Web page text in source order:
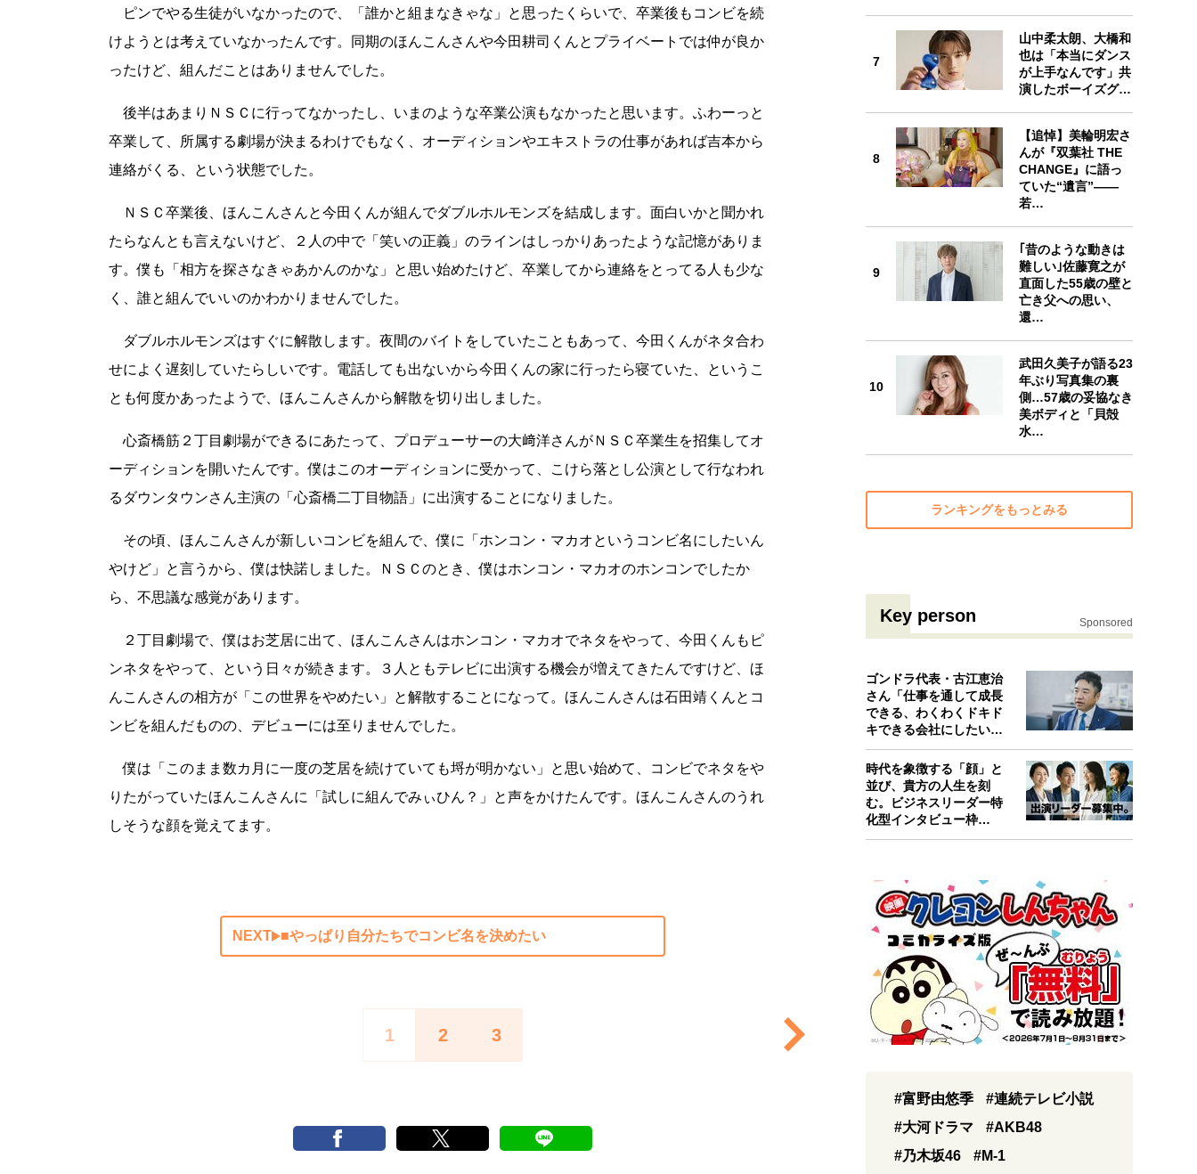
ピンでやる生徒がいなかったので、「誰かと組まなきゃな」と思ったくらいで、卒業後もコンビを続
けようとは考えていなかったんです。同期のほんこんさんや今田耕司くんとプライベートでは仲が良か
ったけど、組んだことはありませんでした。
後半はあまりＮＳＣに行ってなかったし、いまのような卒業公演もなかったと思います。ふわーっと
卒業して、所属する劇場が決まるわけでもなく、オーディションやエキストラの仕事があれば吉本から
連絡がくる、という状態でした。
ＮＳＣ卒業後、ほんこんさんと今田くんが組んでダブルホルモンズを結成します。面白いかと聞かれ
たらなんとも言えないけど、２人の中で「笑いの正義」のラインはしっかりあったような記憶がありま
す。僕も「相方を探さなきゃあかんのかな」と思い始めたけど、卒業してから連絡をとってる人も少な
く、誰と組んでいいのかわかりませんでした。
ダブルホルモンズはすぐに解散します。夜間のバイトをしていたこともあって、今田くんがネタ合わ
せによく遅刻していたらしいです。電話しても出ないから今田くんの家に行ったら寝ていた、というこ
とも何度かあったようで、ほんこんさんから解散を切り出しました。
心斎橋筋２丁目劇場ができるにあたって、プロデューサーの大﨑洋さんがＮＳＣ卒業生を招集してオ
ーディションを開いたんです。僕はこのオーディションに受かって、こけら落とし公演として行なわれ
るダウンタウンさん主演の「心斎橋二丁目物語」に出演することになりました。
その頃、ほんこんさんが新しいコンビを組んで、僕に「ホンコン・マカオというコンビ名にしたいん
やけど」と言うから、僕は快諾しました。ＮＳＣのとき、僕はホンコン・マカオのホンコンでしたか
ら、不思議な感覚があります。
２丁目劇場で、僕はお芝居に出て、ほんこんさんはホンコン・マカオでネタをやって、今田くんもピ
ンネタをやって、という日々が続きます。３人ともテレビに出演する機会が増えてきたんですけど、ほ
んこんさんの相方が「この世界をやめたい」と解散することになって。ほんこんさんは石田靖くんとコ
ンビを組んだものの、デビューには至りませんでした。
僕は「このまま数カ月に一度の芝居を続けていても埒が明かない」と思い始めて、コンビでネタをや
りたがっていたほんこんさんに「試しに組んでみぃひん？」と声をかけたんです。ほんこんさんのうれ
しそうな顔を覚えてます。
NEXT ■やっぱり自分たちでコンビ名を決めたい
1 2 3
7
山中柔太朗、大橋和
也は「本当にダンス
が上手なんです」共
演したボーイズグ…
8
【追悼】美輪明宏さ
んが『双葉社 THE
CHANGE』に語っ
ていた“遺言”——
若…
9
｢昔のような動きは
難しい｣佐藤寛之が
直面した55歳の壁と
亡き父への思い、
還…
10
武田久美子が語る23
年ぶり写真集の裏
側…57歳の妥協なき
美ボディと「貝殻
水…
ランキングをもっとみる
Key person Sponsored
ゴンドラ代表・古江恵治
さん「仕事を通して成長
できる、わくわくドキド
キできる会社にしたいと
考えたんで…
時代を象徴する「顔」と
並び、貴方の人生を刻
む。ビジネスリーダー特
化型インタビュー枠
『Key person』始…
#富野由悠季
#連続テレビ小説
#大河ドラマ
#AKB48
#乃木坂46
#M-1